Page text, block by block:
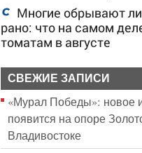
Многие обрывают
рано: что на самом
томатам в августе
СВЕЖИЕ ЗАПИСИ
«Мурал Победы»: новое
появится на опоре
Владивостоке